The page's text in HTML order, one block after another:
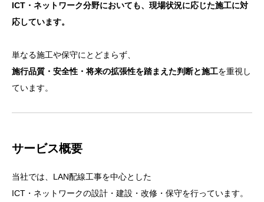
ICT・ネットワーク分野においても、現場状況に応じた施工に対
応しています。
単なる施工や保守にとどまらず、
施行品質・安全性・将来の拡張性を踏まえた判断と施工を重視し
ています。
サービス概要
当社では、LAN配線工事を中心とした
ICT・ネットワークの設計・建設・改修・保守を行っています。